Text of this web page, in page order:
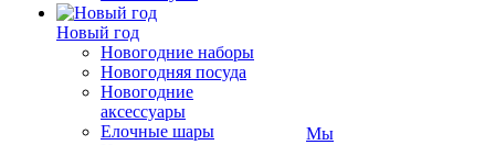
Новый год
Новогодние наборы
Новогодняя посуда
Новогодние
аксессуары
Елочные шары
Мы